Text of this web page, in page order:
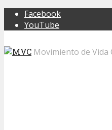
Facebook
YouTube
Movimiento de Vida